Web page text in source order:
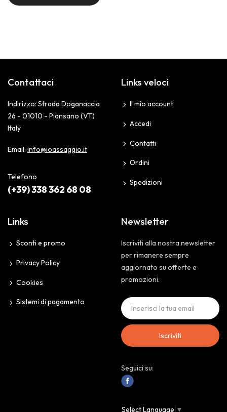
Contattaci
Indirizzo: Strada Doganaccia
26 - 01010 - Piansano (VT)
Italy
Email: info@ioassaggio.it
Telefono
(+39) 338 362 68 08
Links veloci
Il mio account
Accedi
Contatti
Ordini
Spedizioni
Links
Sconti e promo
Privacy Policy
Cookies
Sistemi di pagamento
Newsletter
Iscriviti alla nostra newsletter
per rimanere sempre
aggiornato su offerte e
promozioni.
Iscriviti
Seguici su:
Select Language ▼